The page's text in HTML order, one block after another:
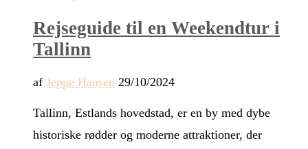
Rejseguide til en Weekendtur i
Tallinn
af Jeppe Hansen 29/10/2024
Tallinn, Estlands hovedstad, er en by med dybe
historiske rødder og moderne attraktioner, der